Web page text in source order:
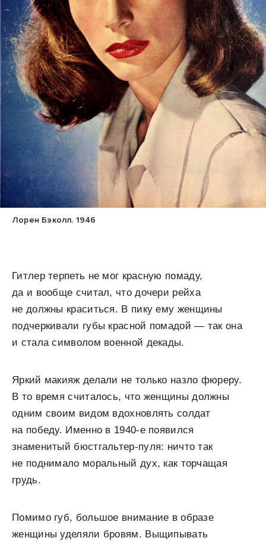
Лорен Бэколл. 1946
Гитлер терпеть не мог красную помаду,
да и вообще считал, что дочери рейха
не должны краситься. В пику ему женщины
подчеркивали губы красной помадой — так она
и стала символом военной декады.
Яркий макияж делали не только назло фюреру.
В то время считалось, что женщины должны
одним своим видом вдохновлять солдат
на победу. Именно в 1940-е появился
знаменитый бюстгальтер-пуля: ничто так
не поднимало моральный дух, как торчащая
грудь.
Помимо губ, большое внимание в образе
женщины уделяли бровям. Выщипывать